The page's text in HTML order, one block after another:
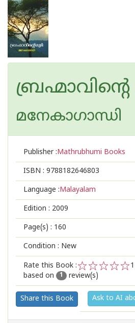
ബ്രഹ്മാവിന്റെ
മനേകാഗാന്ധി
Publisher :Mathrubhumi Books
ISBN : 9788182646803
Language :Malayalam
Edition : 2009
Page(s) : 160
Condition : New
Rate this Book :
2
1
1
based on
1 review(s)
Share this Book Ask to AI